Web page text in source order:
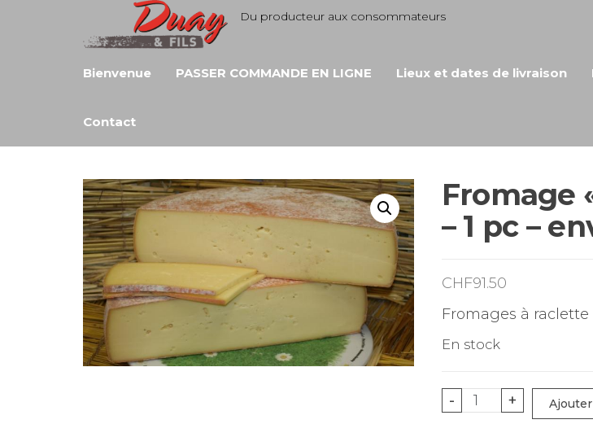
Du producteur aux consommateurs
Bienvenue PASSER COMMANDE EN LIGNE Lieux et dates de livraison
Contact
Fromage
– 1 pc –
CHF91.50
Fromages à
En stock
-
quantité
+